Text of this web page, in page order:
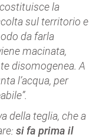
la
sul territorio e
da farla
macinata,
disomogenea. A
l’acqua, per
della teglia, che a
si fa prima il